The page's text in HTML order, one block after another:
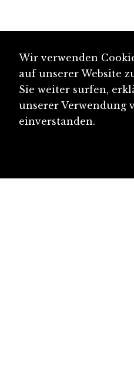
Wir verwenden
auf unserer Website
Sie weiter surfen,
unserer Verwendung
einverstanden.